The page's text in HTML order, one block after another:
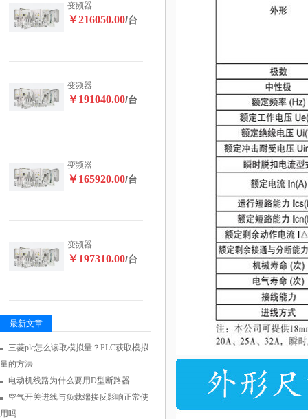
变频器
￥216050.00/台
变频器
￥191040.00/台
变频器
￥165920.00/台
变频器
￥197310.00/台
最新文章
三菱plc怎么读取模拟量？PLC获取模拟
量的方法
电动机线路为什么要用D型断路器
空气开关进线与负载端接反影响正常使
用吗